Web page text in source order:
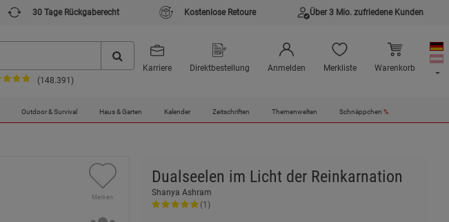
30 Tage Rückgaberecht Kostenlose Retoure Über 3 Mio. zufriedene Kunden
(148.391)
Karriere Direktbestellung Anmelden Merkliste Warenkorb
Outdoor & Survival Haus & Garten Kalender Zeitschriften Themenwelten Schnäppchen %
Merken
Dualseelen im Licht der Reinkarnation
Shanya Ashram
(1)